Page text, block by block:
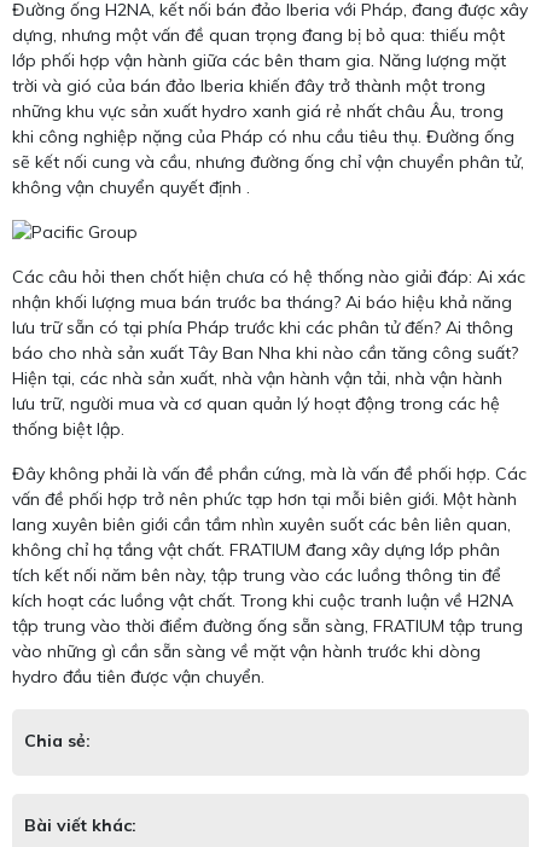
Đường ống H2NA, kết nối bán đảo Iberia với Pháp, đang được xây
dựng, nhưng một vấn đề quan trọng đang bị bỏ qua: thiếu một
lớp phối hợp vận hành giữa các bên tham gia. Năng lượng mặt
trời và gió của bán đảo Iberia khiến đây trở thành một trong
những khu vực sản xuất hydro xanh giá rẻ nhất châu Âu, trong
khi công nghiệp nặng của Pháp có nhu cầu tiêu thụ. Đường ống
sẽ kết nối cung và cầu, nhưng đường ống chỉ vận chuyển phân tử,
không vận chuyển quyết định .
Các câu hỏi then chốt hiện chưa có hệ thống nào giải đáp: Ai xác
nhận khối lượng mua bán trước ba tháng? Ai báo hiệu khả năng
lưu trữ sẵn có tại phía Pháp trước khi các phân tử đến? Ai thông
báo cho nhà sản xuất Tây Ban Nha khi nào cần tăng công suất?
Hiện tại, các nhà sản xuất, nhà vận hành vận tải, nhà vận hành
lưu trữ, người mua và cơ quan quản lý hoạt động trong các hệ
thống biệt lập.
Đây không phải là vấn đề phần cứng, mà là vấn đề phối hợp. Các
vấn đề phối hợp trở nên phức tạp hơn tại mỗi biên giới. Một hành
lang xuyên biên giới cần tầm nhìn xuyên suốt các bên liên quan,
không chỉ hạ tầng vật chất. FRATIUM đang xây dựng lớp phân
tích kết nối năm bên này, tập trung vào các luồng thông tin để
kích hoạt các luồng vật chất. Trong khi cuộc tranh luận về H2NA
tập trung vào thời điểm đường ống sẵn sàng, FRATIUM tập trung
vào những gì cần sẵn sàng về mặt vận hành trước khi dòng
hydro đầu tiên được vận chuyển.
Chia sẻ:
Bài viết khác: